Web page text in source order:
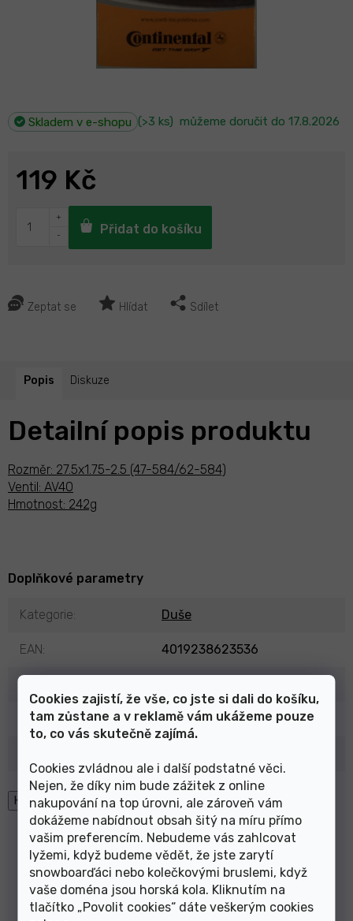
Cookies zajistí, že vše, co jste si dali do košíku,
tam zůstane a v reklamě vám ukážeme pouze
to, co vás skutečně zajímá.
Cookies zvládnou ale i další podstatné věci.
Nejen, že díky nim bude zážitek z online
nakupování na top úrovni, ale zároveň vám
dokážeme nabídnout obsah šitý na míru přímo
vašim preferencím. Nebudeme vás zahlcovat
lyžemi, když budeme vědět, že jste zarytí
snowboarďáci nebo kolečkovými bruslemi, když
vaše doména jsou horská kola. Kliknutím na
tlačítko „Povolit cookies“ dáte veškerým cookies
Skladem v e-shopu (>3 ks) můžeme doručit do 17.8.2026
Zeptat se Hlídat Sdílet
119 Kč
Přidat do košíku
Popis Diskuze
Detailní popis produktu
Rozměr: 27.5x1.75-2.5 (47-584/62-584)
Ventil: AV40
Hmotnost: 242g
Doplňkové parametry
Kategorie: Duše
EAN: 4019238623536
Ventilek: Auto
High-contrast mode
Mohlo by Vás zajímat
duše Continental MTB
28/29 (47/62-622)
duše Continental MTB 26
(47-559/62-559) AV/40mm